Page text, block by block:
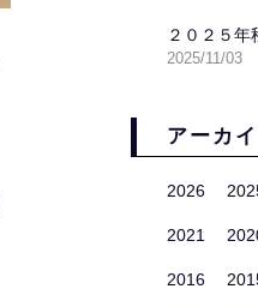
２０２５年
2025/11/03
アーカ
2026
2021
2016